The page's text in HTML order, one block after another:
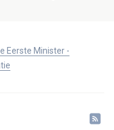
Eerste Minister -